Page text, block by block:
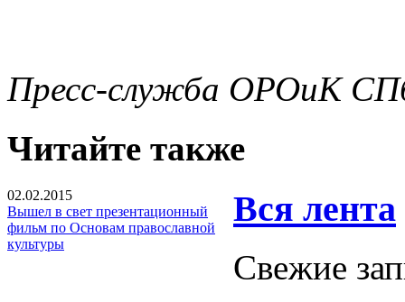
Пресс-служба ОРОиК
Читайте также
02.02.2015
Вышел в свет презентационный
фильм по Основам православной
культуры
Вся лента
Свежие